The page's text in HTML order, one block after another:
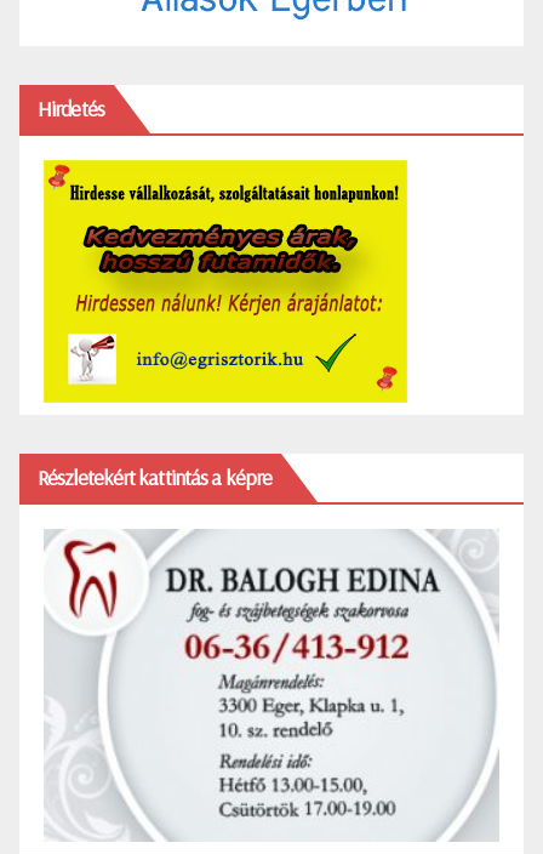
Hirdetés
Részletekért kattintás a képre